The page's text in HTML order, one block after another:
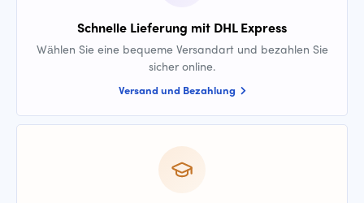
Schnelle Lieferung mit DHL Express
Wählen Sie eine bequeme Versandart und bezahlen Sie
sicher online.
Versand und Bezahlung